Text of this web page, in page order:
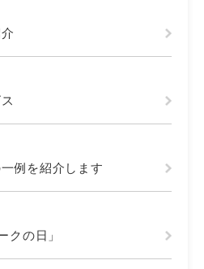
例を紹介します
クの日」